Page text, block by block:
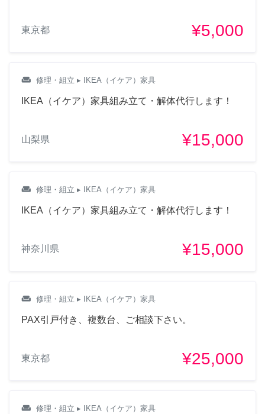
東京都 ¥5,000
weekend 修理・組立 ▸ IKEA（イケア）家具
IKEA（イケア）家具組み立て・解体代行します！
山梨県 ¥15,000
weekend 修理・組立 ▸ IKEA（イケア）家具
IKEA（イケア）家具組み立て・解体代行します！
神奈川県 ¥15,000
weekend 修理・組立 ▸ IKEA（イケア）家具
PAX引戸付き、複数台、ご相談下さい。
東京都 ¥25,000
weekend 修理・組立 ▸ IKEA（イケア）家具